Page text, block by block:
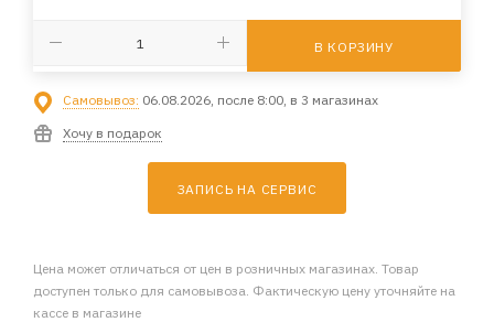
В КОРЗИНУ
Самовывоз: 06.08.2026, после 8:00, в 3 магазинах
Хочу в подарок
ЗАПИСЬ НА СЕРВИС
Цена может отличаться от цен в розничных магазинах. Товар
доступен только для самовывоза. Фактическую цену уточняйте на
кассе в магазине